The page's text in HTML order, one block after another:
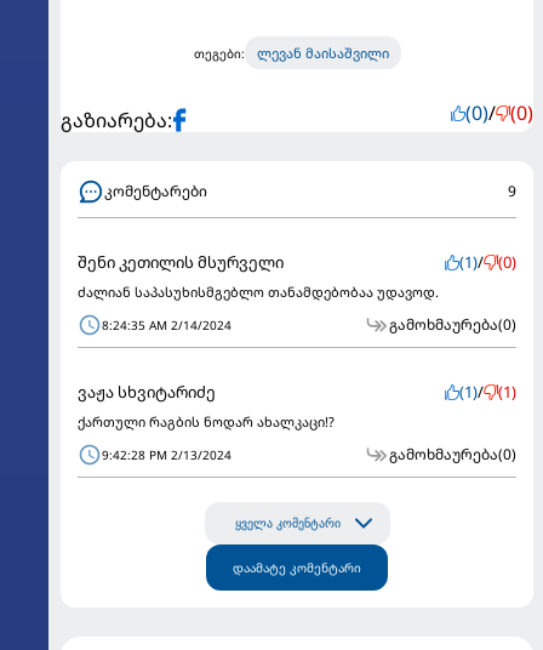
თეგები: ლევან მაისაშვილი
გაზიარება: (0)/ (0)
კომენტარები 9
შენი კეთილის მსურველი (1)/ (0)
ძალიან საპასუხისმგებლო თანამდებობაა უდავოდ.
8:24:35 AM 2/14/2024 გამოხმაურება(0)
ვაჟა სხვიტარიძე (1)/ (1)
ქართული რაგბის ნოდარ ახალკაცი!?
9:42:28 PM 2/13/2024 გამოხმაურება(0)
ყველა კომენტარი
დაამატე კომენტარი